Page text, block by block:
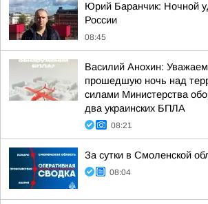
Юрий Баранчик: Ночной
России
08:45
Василий Анохин:
прошедшую ночь над
силами Министерства
два украинских БПЛА
08:21
За сутки в Смоленской
08:04